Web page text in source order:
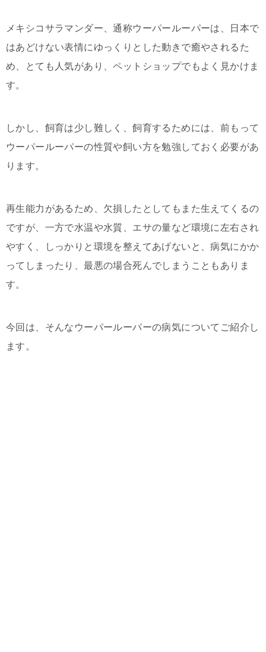
メキシコサラマンダー、通称ウーパールーパーは、日本で
はあどけない表情にゆっくりとした動きで癒やされるた
め、とても人気があり、ペットショップでもよく見かけま
す。
しかし、飼育は少し難しく、飼育するためには、前もって
ウーパールーパーの性質や飼い方を勉強しておく必要があ
ります。
再生能力があるため、欠損したとしてもまた生えてくるの
ですが、一方で水温や水質、エサの量など環境に左右され
やすく、しっかりと環境を整えてあげないと、病気にかか
ってしまったり、最悪の場合死んでしまうこともありま
す。
今回は、そんなウーパールーパーの病気についてご紹介し
ます。